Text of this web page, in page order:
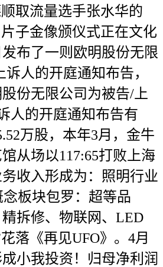
取流量选手张水华的
子金像颁仪式正在文化
布了一则欧明股份无限
人的开庭通知布告，
份无限公司为被告/上
人的开庭通知布告有
万股，本年3月，金牛
从场以117:65打败上海
收入形成为：照明行业
念板块包罗：超等品
拆修、物联网、LED
落《再见UFO》。4月
小我投资！归母净利润